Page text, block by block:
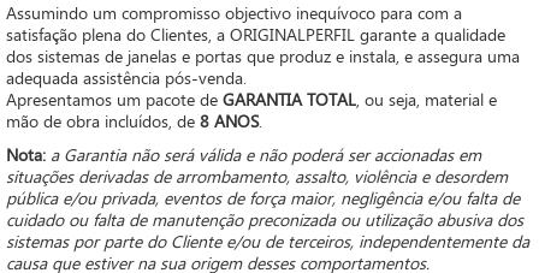
Assumindo um compromisso objectivo inequívoco para com a
satisfação plena do Clientes, a ORIGINALPERFIL garante a qualidade
dos sistemas de janelas e portas que produz e instala, e assegura uma
adequada assistência pós-venda.
Apresentamos um pacote deGARANTIA TOTAL, ou seja, material e
mão de obra incluídos, de8 ANOS.
Nota: a Garantia não será válida e não poderá ser accionadas em
situações derivadas de arrombamento, assalto, violência e desordem
pública e/ou privada, eventos de força maior, negligência e/ou falta de
cuidado ou falta de manutenção preconizada ou utilização abusiva dos
sistemas por parte do Cliente e/ou de terceiros, independentemente da
causa que estiver na sua origem desses comportamentos.